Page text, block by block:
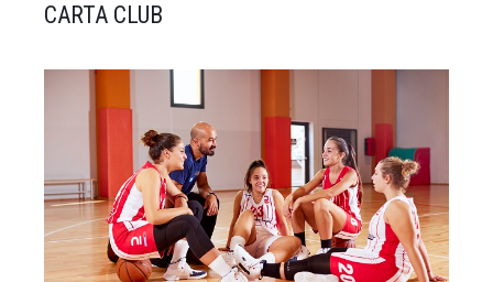
CARTA CLUB